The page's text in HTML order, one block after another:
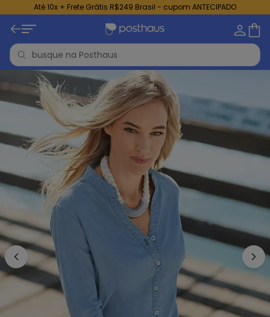
Até 10x + Frete Grátis R$249 Brasil - cupom ANTECIPADO